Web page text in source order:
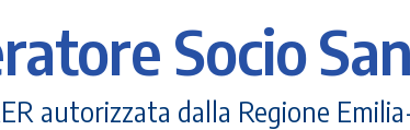
Socio
autorizzata dalla Regione